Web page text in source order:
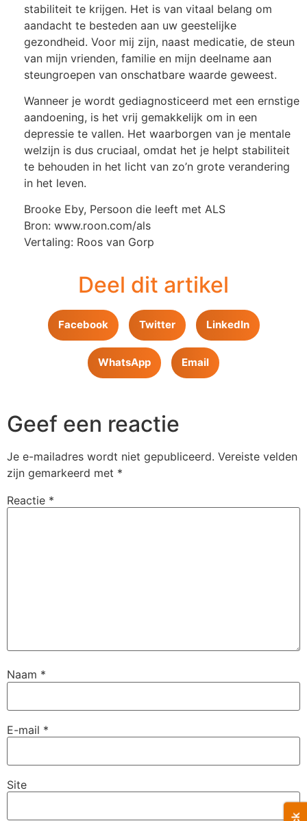
stabiliteit te krijgen. Het is van vitaal belang om
aandacht te besteden aan uw geestelijke
gezondheid. Voor mij zijn, naast medicatie, de steun
van mijn vrienden, familie en mijn deelname aan
steungroepen van onschatbare waarde geweest.
Wanneer je wordt gediagnosticeerd met een ernstige
aandoening, is het vrij gemakkelijk om in een
depressie te vallen. Het waarborgen van je mentale
welzijn is dus cruciaal, omdat het je helpt stabiliteit
te behouden in het licht van zo’n grote verandering
in het leven.
Brooke Eby, Persoon die leeft met ALS
Bron: www.roon.com/als
Vertaling: Roos van Gorp
Deel dit artikel
Facebook Twitter LinkedIn
WhatsApp Email
Geef een reactie
Je e-mailadres wordt niet gepubliceerd. Vereiste velden
zijn gemarkeerd met *
Reactie *
Naam *
E-mail *
Site